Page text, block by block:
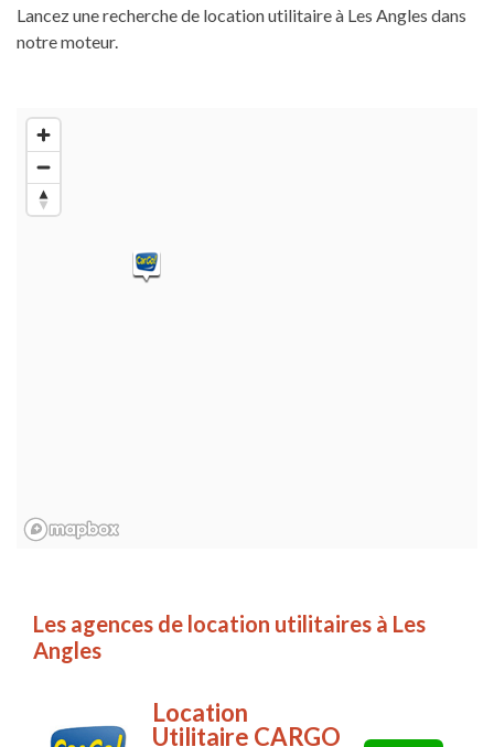
Lancez une recherche de location utilitaire à Les Angles dans
notre moteur.
Les agences de location utilitaires à Les
Angles
Location
Utilitaire CARGO